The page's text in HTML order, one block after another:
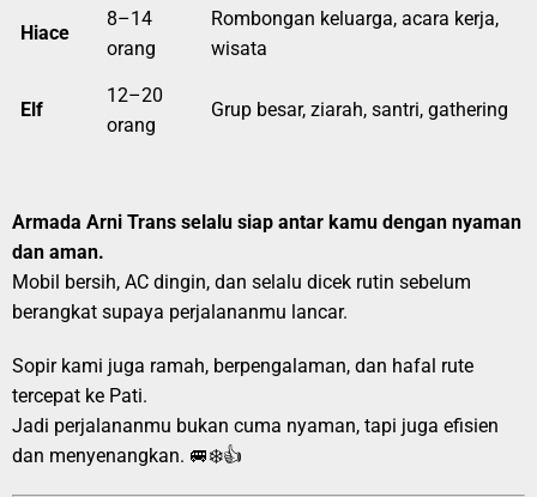
Hiace
8–14
orang
Rombongan keluarga, acara kerja,
wisata
Elf
12–20
orang
Grup besar, ziarah, santri, gathering
Armada Arni Trans selalu siap antar kamu dengan nyaman
dan aman.
Mobil bersih, AC dingin, dan selalu dicek rutin sebelum
berangkat supaya perjalananmu lancar.
Sopir kami juga ramah, berpengalaman, dan hafal rute
tercepat ke Pati.
Jadi perjalananmu bukan cuma nyaman, tapi juga efisien
dan menyenangkan. 🚐❄️👍